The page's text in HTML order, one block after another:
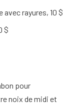
rayures, 10 $
$
pour
noix de midi et